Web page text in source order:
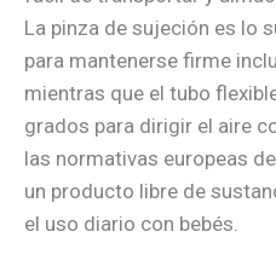
La pinza de sujeción es lo
para mantenerse firme
mientras que el tubo
grados para dirigir el aire
las normativas europeas
un producto libre de
el uso diario con bebés.